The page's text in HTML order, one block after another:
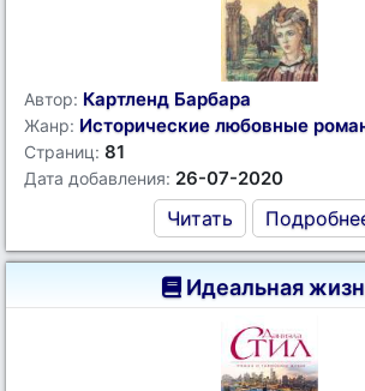
Автор: Картленд Барбара
Жанр: Исторические любовные
Страниц: 81
Дата добавления: 26-07-2020
Читать
Идеальная